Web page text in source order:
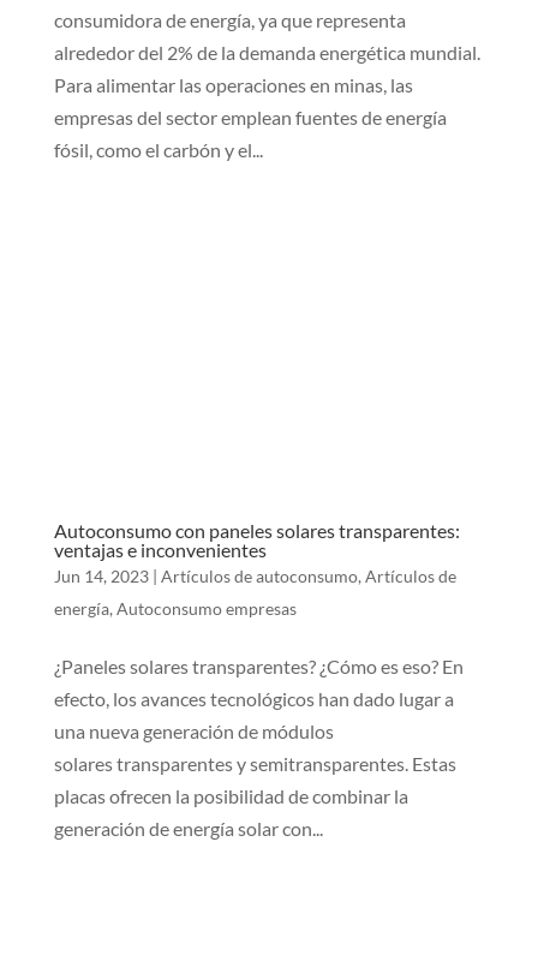
consumidora de energía, ya que representa
alrededor del 2% de la demanda energética mundial.
Para alimentar las operaciones en minas, las
empresas del sector emplean fuentes de energía
fósil, como el carbón y el...
Autoconsumo con paneles solares transparentes:
ventajas e inconvenientes
Jun 14, 2023| Artículos de autoconsumo, Artículos de
energía, Autoconsumo empresas
¿Paneles solares transparentes? ¿Cómo es eso? En
efecto, los avances tecnológicos han dado lugar a
una nueva generación de módulos
solares transparentes y semitransparentes. Estas
placas ofrecen la posibilidad de combinar la
generación de energía solar con...